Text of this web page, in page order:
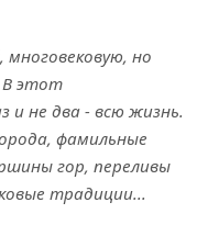
но
В этот
и не два - всю жизнь.
фамильные
гор, переливы
традиции...